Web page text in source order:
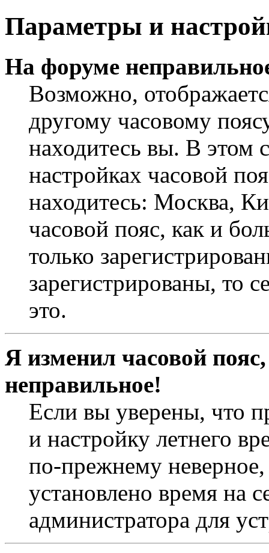
Параметры и
На форуме
Возможно,
другому часовому
находитесь вы. В этом
настройках часовой
находитесь: Москва,
часовой пояс, как и
только
зарегистрированы, то
это.
Я изменил часовой
неправильное!
Если вы уверены, что
и настройку летнего
по-прежнему неверное,
установлено время на
администратора для